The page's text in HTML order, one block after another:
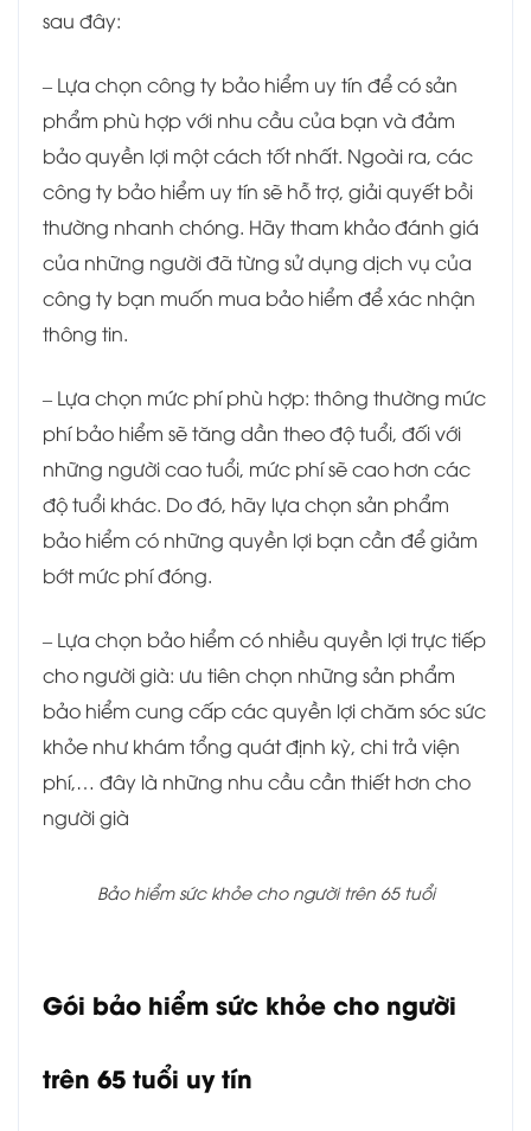
sau đây:
– Lựa chọn công ty bảo hiểm uy tín để có sản
phẩm phù hợp với nhu cầu của bạn và đảm
bảo quyền lợi một cách tốt nhất. Ngoài ra, các
công ty bảo hiểm uy tín sẽ hỗ trợ, giải quyết bồi
thường nhanh chóng. Hãy tham khảo đánh giá
của những người đã từng sử dụng dịch vụ của
công ty bạn muốn mua bảo hiểm để xác nhận
thông tin.
– Lựa chọn mức phí phù hợp: thông thường mức
phí bảo hiểm sẽ tăng dần theo độ tuổi, đối với
những người cao tuổi, mức phí sẽ cao hơn các
độ tuổi khác. Do đó, hãy lựa chọn sản phẩm
bảo hiểm có những quyền lợi bạn cần để giảm
bớt mức phí đóng.
– Lựa chọn bảo hiểm có nhiều quyền lợi trực tiếp
cho người già: ưu tiên chọn những sản phẩm
bảo hiểm cung cấp các quyền lợi chăm sóc sức
khỏe như khám tổng quát định kỳ, chi trả viện
phí,… đây là những nhu cầu cần thiết hơn cho
người già
Bảo hiểm sức khỏe cho người trên 65 tuổi
Gói bảo hiểm sức khỏe cho người
trên 65 tuổi uy tín